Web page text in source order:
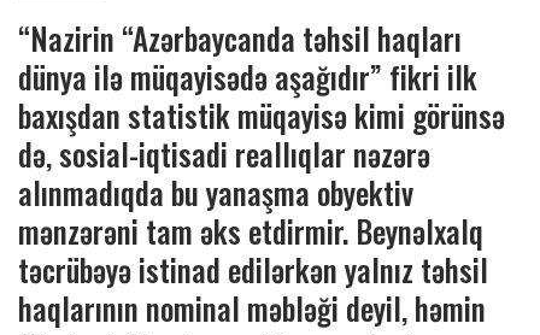
“Nazirin “Azərbaycanda təhsil haqları
dünya ilə müqayisədə aşağıdır” fikri ilk
baxışdan statistik müqayisə kimi görünsə
də, sosial-iqtisadi reallıqlar nəzərə
alınmadıqda bu yanaşma obyektiv
mənzərəni tam əks etdirmir. Beynəlxalq
təcrübəyə istinad edilərkən yalnız təhsil
haqlarının nominal məbləği deyil, həmin